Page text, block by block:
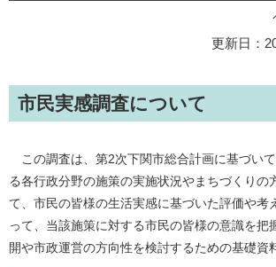
更新日：
市民実感調査について
この調査は、第2次下関市総合計画に基づい
る各行政分野の施策の実施状況やまちづくりの
て、市民の皆様の生活実感に基づいた評価や考
って、当該施策に対する市民の皆様の意識を把
開や市政運営の方向性を検討するための基礎資